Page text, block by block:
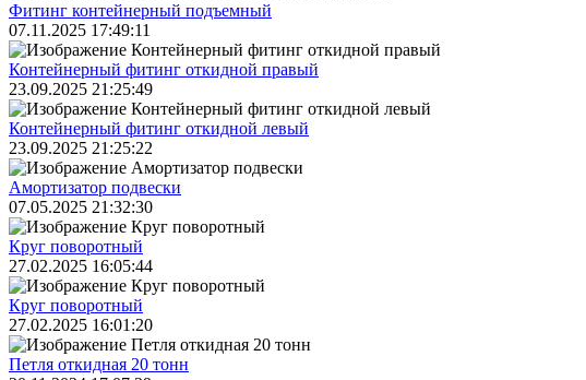
Фитинг контейнерный подъемный
07.11.2025 17:49:11
Контейнерный фитинг откидной правый
23.09.2025 21:25:49
Контейнерный фитинг откидной левый
23.09.2025 21:25:22
Амортизатор подвески
07.05.2025 21:32:30
Круг поворотный
27.02.2025 16:05:44
Круг поворотный
27.02.2025 16:01:20
Петля откидная 20 тонн